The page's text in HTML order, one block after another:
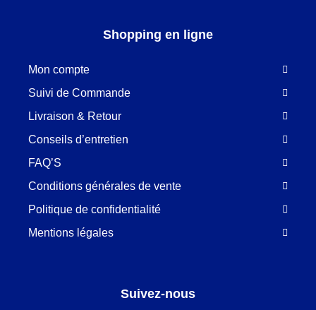
Shopping en ligne
Mon compte
Suivi de Commande
Livraison & Retour
Conseils d’entretien
FAQ’S
Conditions générales de vente
Politique de confidentialité
Mentions légales
Suivez-nous